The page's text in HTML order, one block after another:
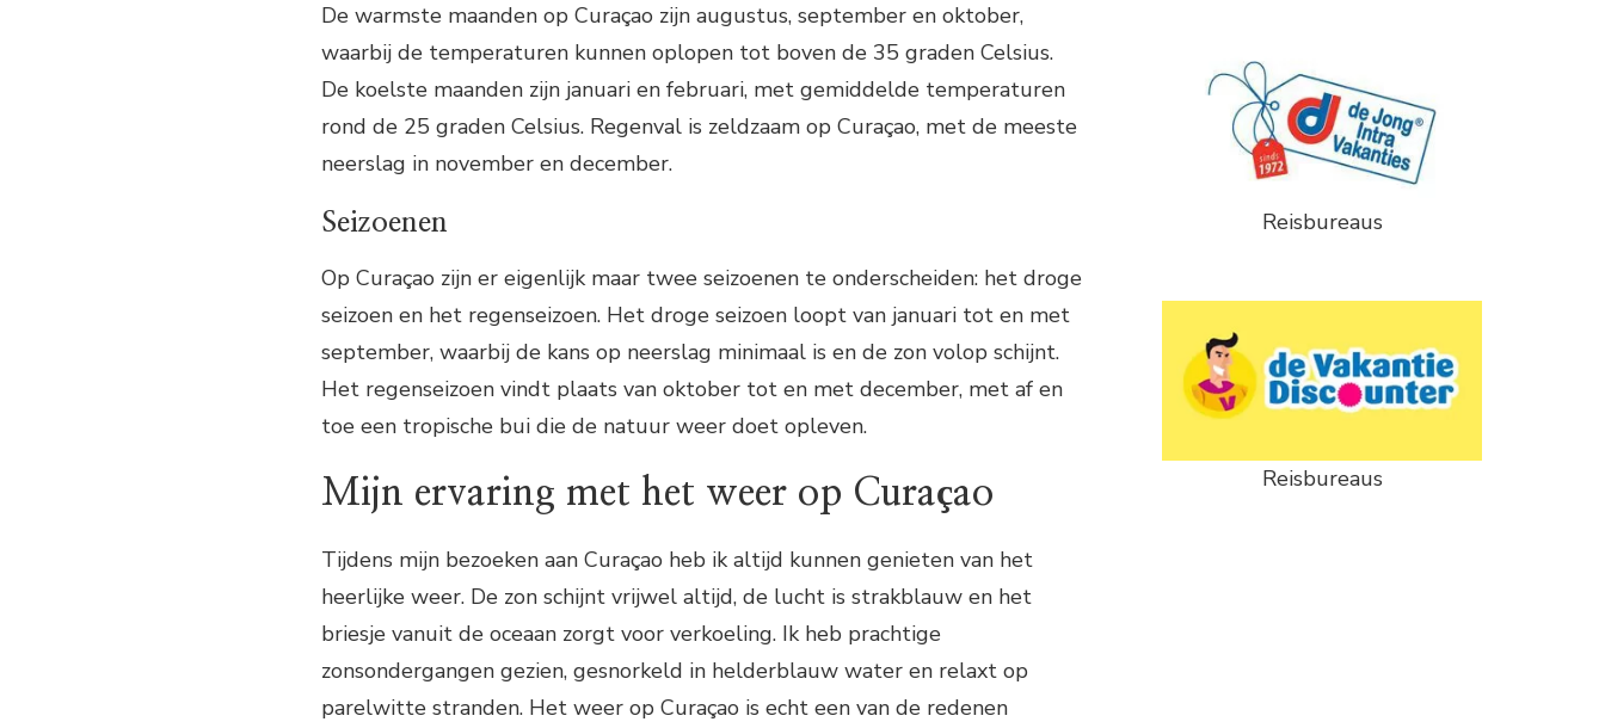
De warmste maanden op Curaçao zijn augustus, september en oktober,
waarbij de temperaturen kunnen oplopen tot boven de 35 graden Celsius.
De koelste maanden zijn januari en februari, met gemiddelde temperaturen
rond de 25 graden Celsius. Regenval is zeldzaam op Curaçao, met de meeste
neerslag in november en december.
Seizoenen
Op Curaçao zijn er eigenlijk maar twee seizoenen te onderscheiden: het droge
seizoen en het regenseizoen. Het droge seizoen loopt van januari tot en met
september, waarbij de kans op neerslag minimaal is en de zon volop schijnt.
Het regenseizoen vindt plaats van oktober tot en met december, met af en
toe een tropische bui die de natuur weer doet opleven.
Mijn ervaring met het weer op Curaçao
Tijdens mijn bezoeken aan Curaçao heb ik altijd kunnen genieten van het
heerlijke weer. De zon schijnt vrijwel altijd, de lucht is strakblauw en het
briesje vanuit de oceaan zorgt voor verkoeling. Ik heb prachtige
zonsondergangen gezien, gesnorkeld in helderblauw water en relaxt op
parelwitte stranden. Het weer op Curaçao is echt een van de redenen
Reisbureaus
Reisbureaus